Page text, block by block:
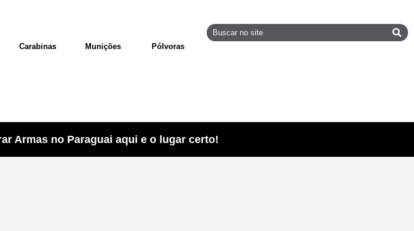
Carabinas Munições Pólvoras
Armas no Paraguai aqui e o lugar certo!